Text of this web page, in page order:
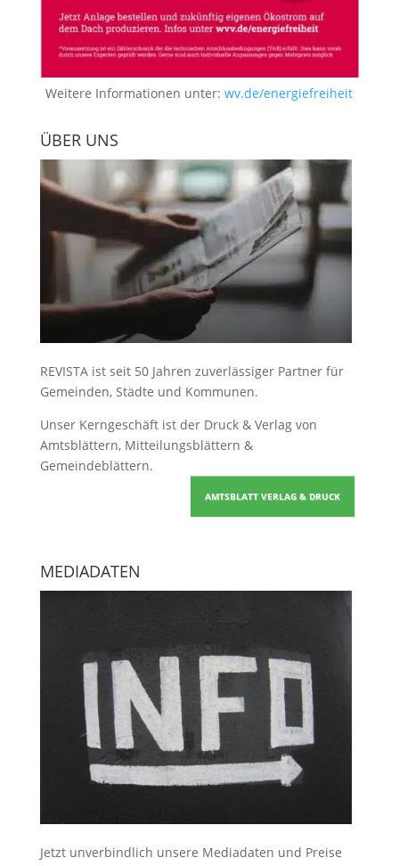
Weitere Informationen unter:wv.de/energiefreiheit
ÜBER UNS
REVISTA ist seit 50 Jahren zuverlässiger Partner für
Gemeinden, Städte und Kommunen.
Unser Kerngeschäft ist der Druck & Verlag von
Amtsblättern, Mitteilungsblättern &
Gemeindeblättern.
AMTSBLATT VERLAG & DRUCK
MEDIADATEN
Jetzt unverbindlich unsere Mediadaten und Preise